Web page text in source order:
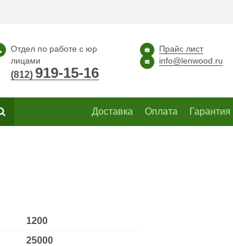
Отдел по работе с юр
лицами
(812) 919-15-16
Прайс лист
info@lenwood.ru
Доставка Оплата Гарантия
1200
25000